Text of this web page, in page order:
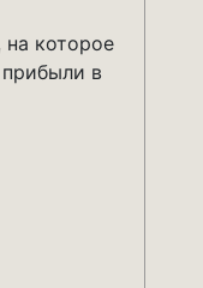
на которое
в